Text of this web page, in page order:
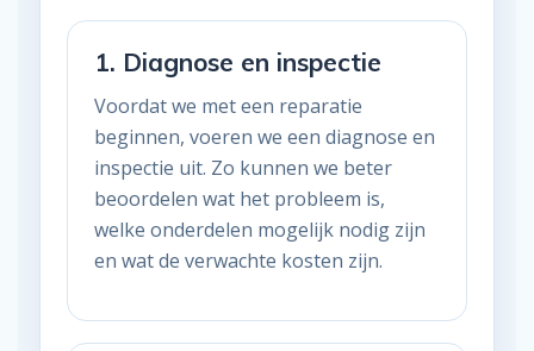
1. Diagnose en inspectie
Voordat we met een reparatie
beginnen, voeren we een diagnose en
inspectie uit. Zo kunnen we beter
beoordelen wat het probleem is,
welke onderdelen mogelijk nodig zijn
en wat de verwachte kosten zijn.